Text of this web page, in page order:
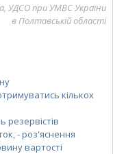
УДСО при УМВС України
в Полтавській області
кількох
- роз'яснення
вартості